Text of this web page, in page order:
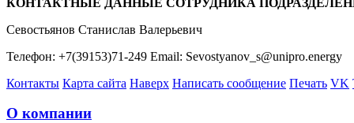
Севостьянов Станислав Валерьевич
Телефон: +7(39153)71-249 Email: Sevostyanov_s@unipro.energy
Контакты Карта сайта Наверх Написать сообщение Печать VK
О компании